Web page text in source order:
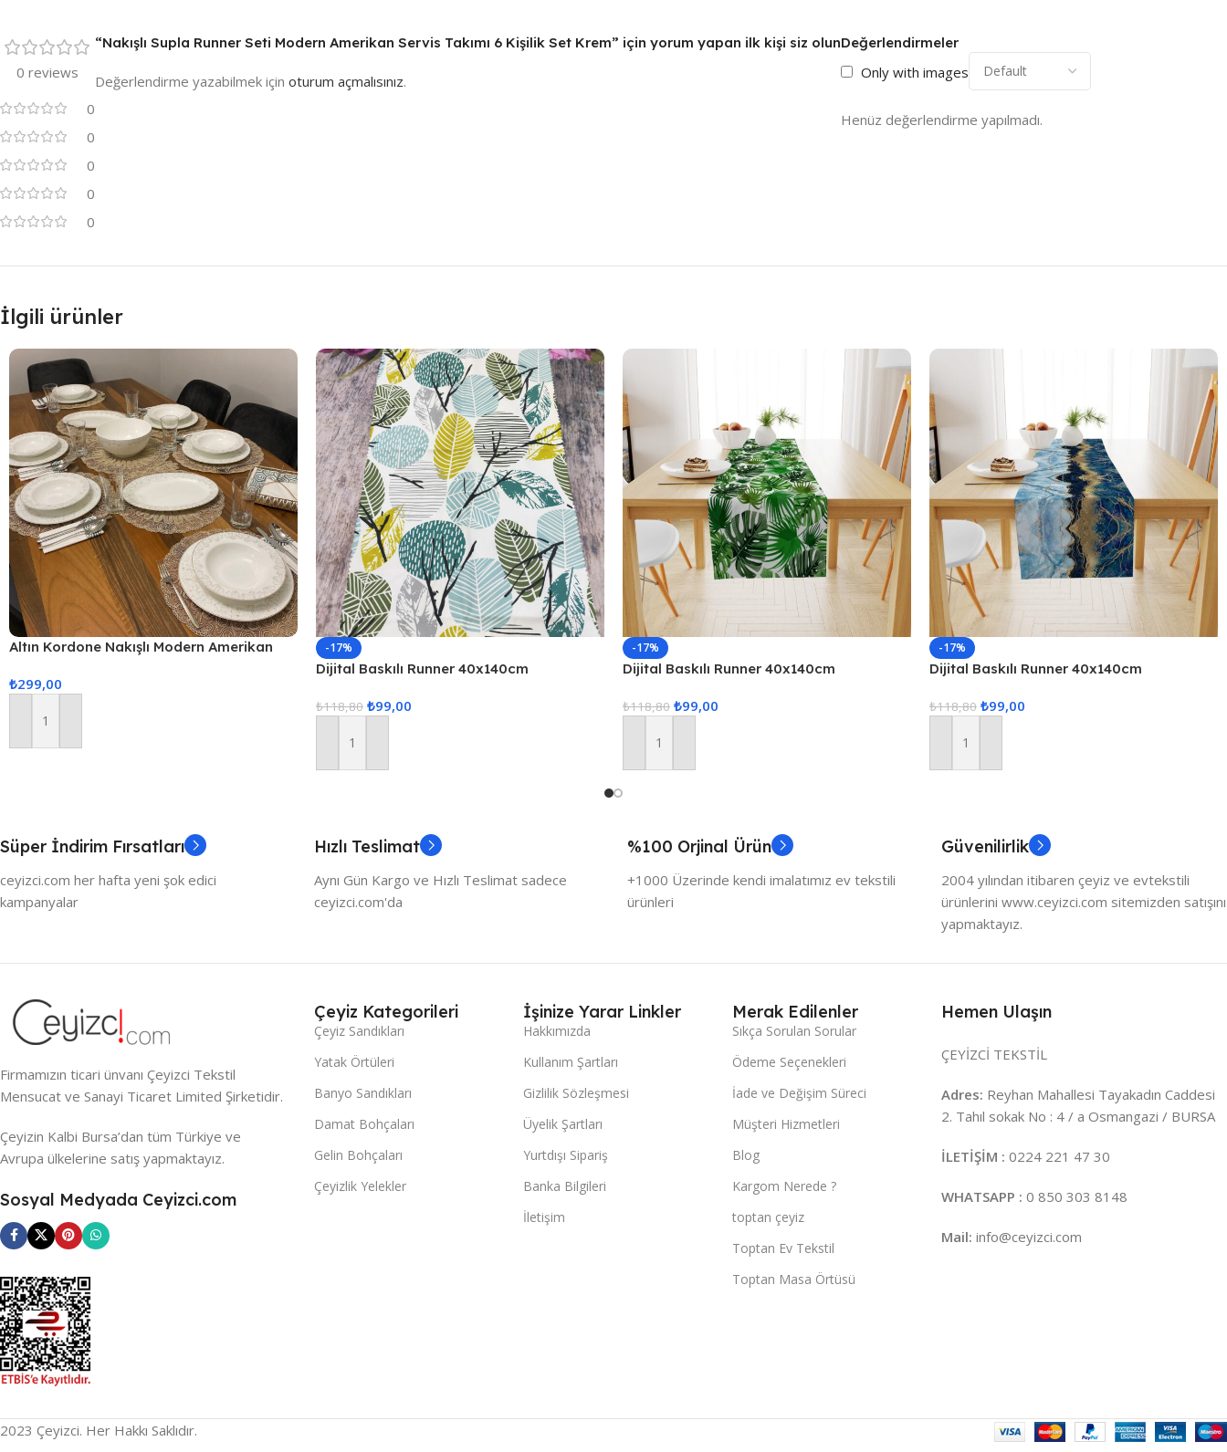
0 reviews
0
0
0
0
0
Değerlendirmeler
Only with images
Henüz değerlendirme yapılmadı.
“Nakışlı Supla Runner Seti Modern Amerikan Servis Takımı 6 Kişilik Set Krem” için yorum yapan ilk kişi siz olun
Değerlendirme yazabilmek için oturum açmalısınız.
İlgili ürünler
Altın Kordone Nakışlı Modern Amerikan
₺299,00
Sepete Ekle
-17%
Dijital Baskılı Runner 40x140cm
₺118,80 ₺99,00
Sepete Ekle
-17%
Dijital Baskılı Runner 40x140cm
₺118,80 ₺99,00
Sepete Ekle
-17%
Dijital Baskılı Runner 40x140cm
₺118,80 ₺99,00
Sepete Ekle
Süper İndirim Fırsatları
ceyizci.com her hafta yeni şok edici
kampanyalar
Hızlı Teslimat
Aynı Gün Kargo ve Hızlı Teslimat sadece
ceyizci.com'da
%100 Orjinal Ürün
+1000 Üzerinde kendi imalatımız ev tekstili
ürünleri
Güvenilirlik
2004 yılından itibaren çeyiz ve evtekstili
ürünlerini www.ceyizci.com sitemizden satışını
yapmaktayız.
Firmamızın ticari ünvanı Çeyizci Tekstil
Mensucat ve Sanayi Ticaret Limited Şirketidir.
Çeyizin Kalbi Bursa’dan tüm Türkiye ve
Avrupa ülkelerine satış yapmaktayız.
Sosyal Medyada Ceyizci.com
Çeyiz Kategorileri
Çeyiz Sandıkları
Yatak Örtüleri
Banyo Sandıkları
Damat Bohçaları
Gelin Bohçaları
Çeyizlik Yelekler
İşinize Yarar Linkler
Hakkımızda
Kullanım Şartları
Gizlilik Sözleşmesi
Üyelik Şartları
Yurtdışı Sipariş
Banka Bilgileri
İletişim
Merak Edilenler
Sıkça Sorulan Sorular
Ödeme Seçenekleri
İade ve Değişim Süreci
Müşteri Hizmetleri
Blog
Kargom Nerede ?
toptan çeyiz
Toptan Ev Tekstil
Toptan Masa Örtüsü
Hemen Ulaşın
ÇEYİZCİ TEKSTİL
Adres: Reyhan Mahallesi Tayakadın Caddesi
2. Tahıl sokak No : 4 / a Osmangazi / BURSA
İLETİŞİM : 0224 221 47 30
WHATSAPP : 0 850 303 8148
Mail: info@ceyizci.com
2023 Çeyizci. Her Hakkı Saklıdır.